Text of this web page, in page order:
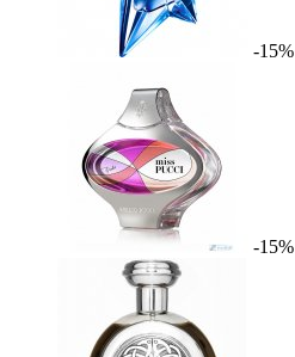
-15%
-15%